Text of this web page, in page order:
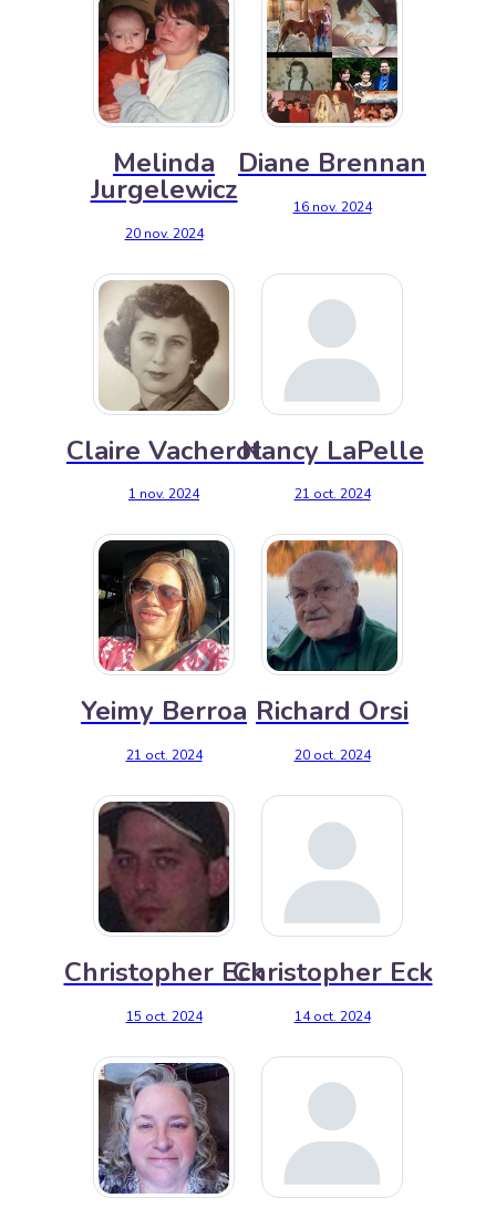
Melinda
Jurgelewicz
20 nov. 2024
Diane Brennan
16 nov. 2024
Claire Vacherot
1 nov. 2024
Nancy LaPelle
21 oct. 2024
Yeimy Berroa
21 oct. 2024
Richard Orsi
20 oct. 2024
Christopher Eck
15 oct. 2024
Christopher Eck
14 oct. 2024